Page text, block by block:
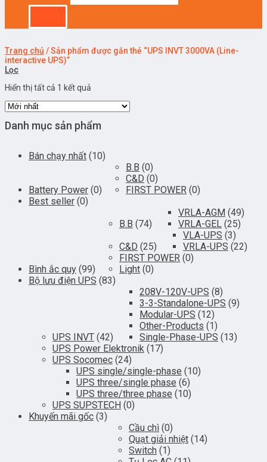
Trang chủ /Sản phẩm được gắn thẻ “UPS INVT 3000VA (Line-
interactive UPS)”
Lọc
Hiển thị tất cả 1 kết quả
Danh mục sản phẩm
Bán chạy nhất (10)
Battery Power (0)
B.B (0)
C&D (0)
FIRST POWER (0)
Best seller (0)
Bình ắc quy (99)
B.B (74)
VRLA-AGM (49)
VRLA-GEL (25)
C&D (25)
VLA-UPS (3)
VRLA-UPS (22)
FIRST POWER (0)
Light (0)
Bộ lưu điện UPS (83)
UPS INVT (42)
208V-120V-UPS (8)
3-3-Standalone-UPS (9)
Modular-UPS (12)
Other-Products (1)
Single-Phase-UPS (13)
UPS Power Elektronik (17)
UPS Socomec (24)
UPS single/single-phase (10)
UPS three/single phase (6)
UPS three/three phase (10)
UPS SUPSTECH (0)
Khuyến mãi gốc (3)
Cầu chì (0)
Quạt giải nhiệt (14)
Switch (1)